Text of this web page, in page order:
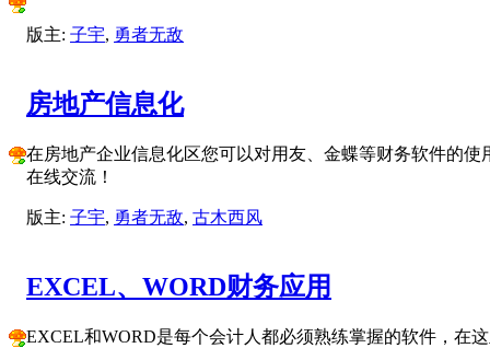
版主: 子宇, 勇者无敌
房地产信息化
在房地产企业信息化区您可以对用友、金蝶等财务软件的使
在线交流！
版主: 子宇, 勇者无敌, 古木西风
EXCEL、WORD财务应用
EXCEL和WORD是每个会计人都必须熟练掌握的软件，在